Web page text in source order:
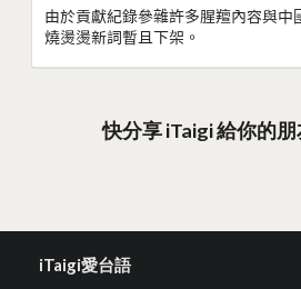
由於貢獻紀錄參雜許多腥羶內容與中
燒燙燙新詞暫且下架。
快分享 iTaigi 給你的朋
iTaigi愛台語